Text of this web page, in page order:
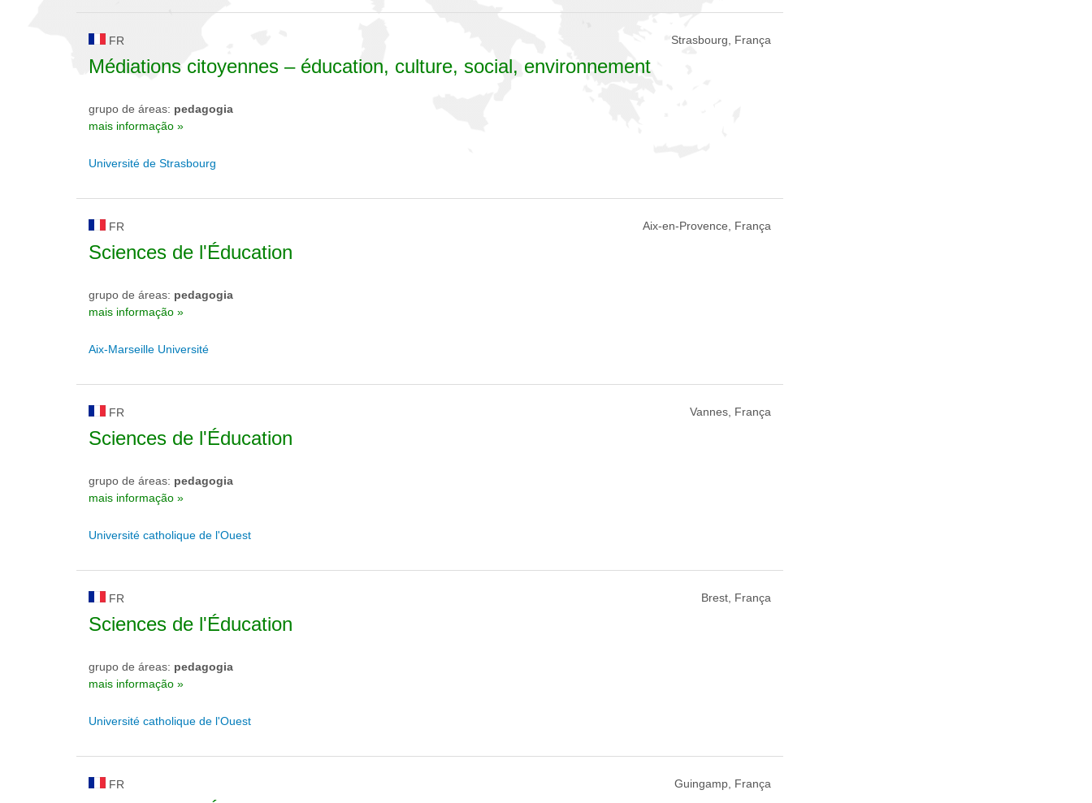
FR Strasbourg, França
Médiations citoyennes – éducation, culture, social, environnement
grupo de áreas: pedagogia
mais informação »
Université de Strasbourg
FR Aix-en-Provence, França
Sciences de l'Éducation
grupo de áreas: pedagogia
mais informação »
Aix-Marseille Université
FR Vannes, França
Sciences de l'Éducation
grupo de áreas: pedagogia
mais informação »
Université catholique de l'Ouest
FR Brest, França
Sciences de l'Éducation
grupo de áreas: pedagogia
mais informação »
Université catholique de l'Ouest
FR Guingamp, França